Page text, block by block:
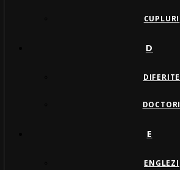
CUPLURI
D
DIFERITE
DOCTORI
E
ENGLEZI